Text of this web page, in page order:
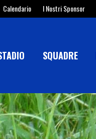
Calendario I Nostri Sponsor
SQUADRE